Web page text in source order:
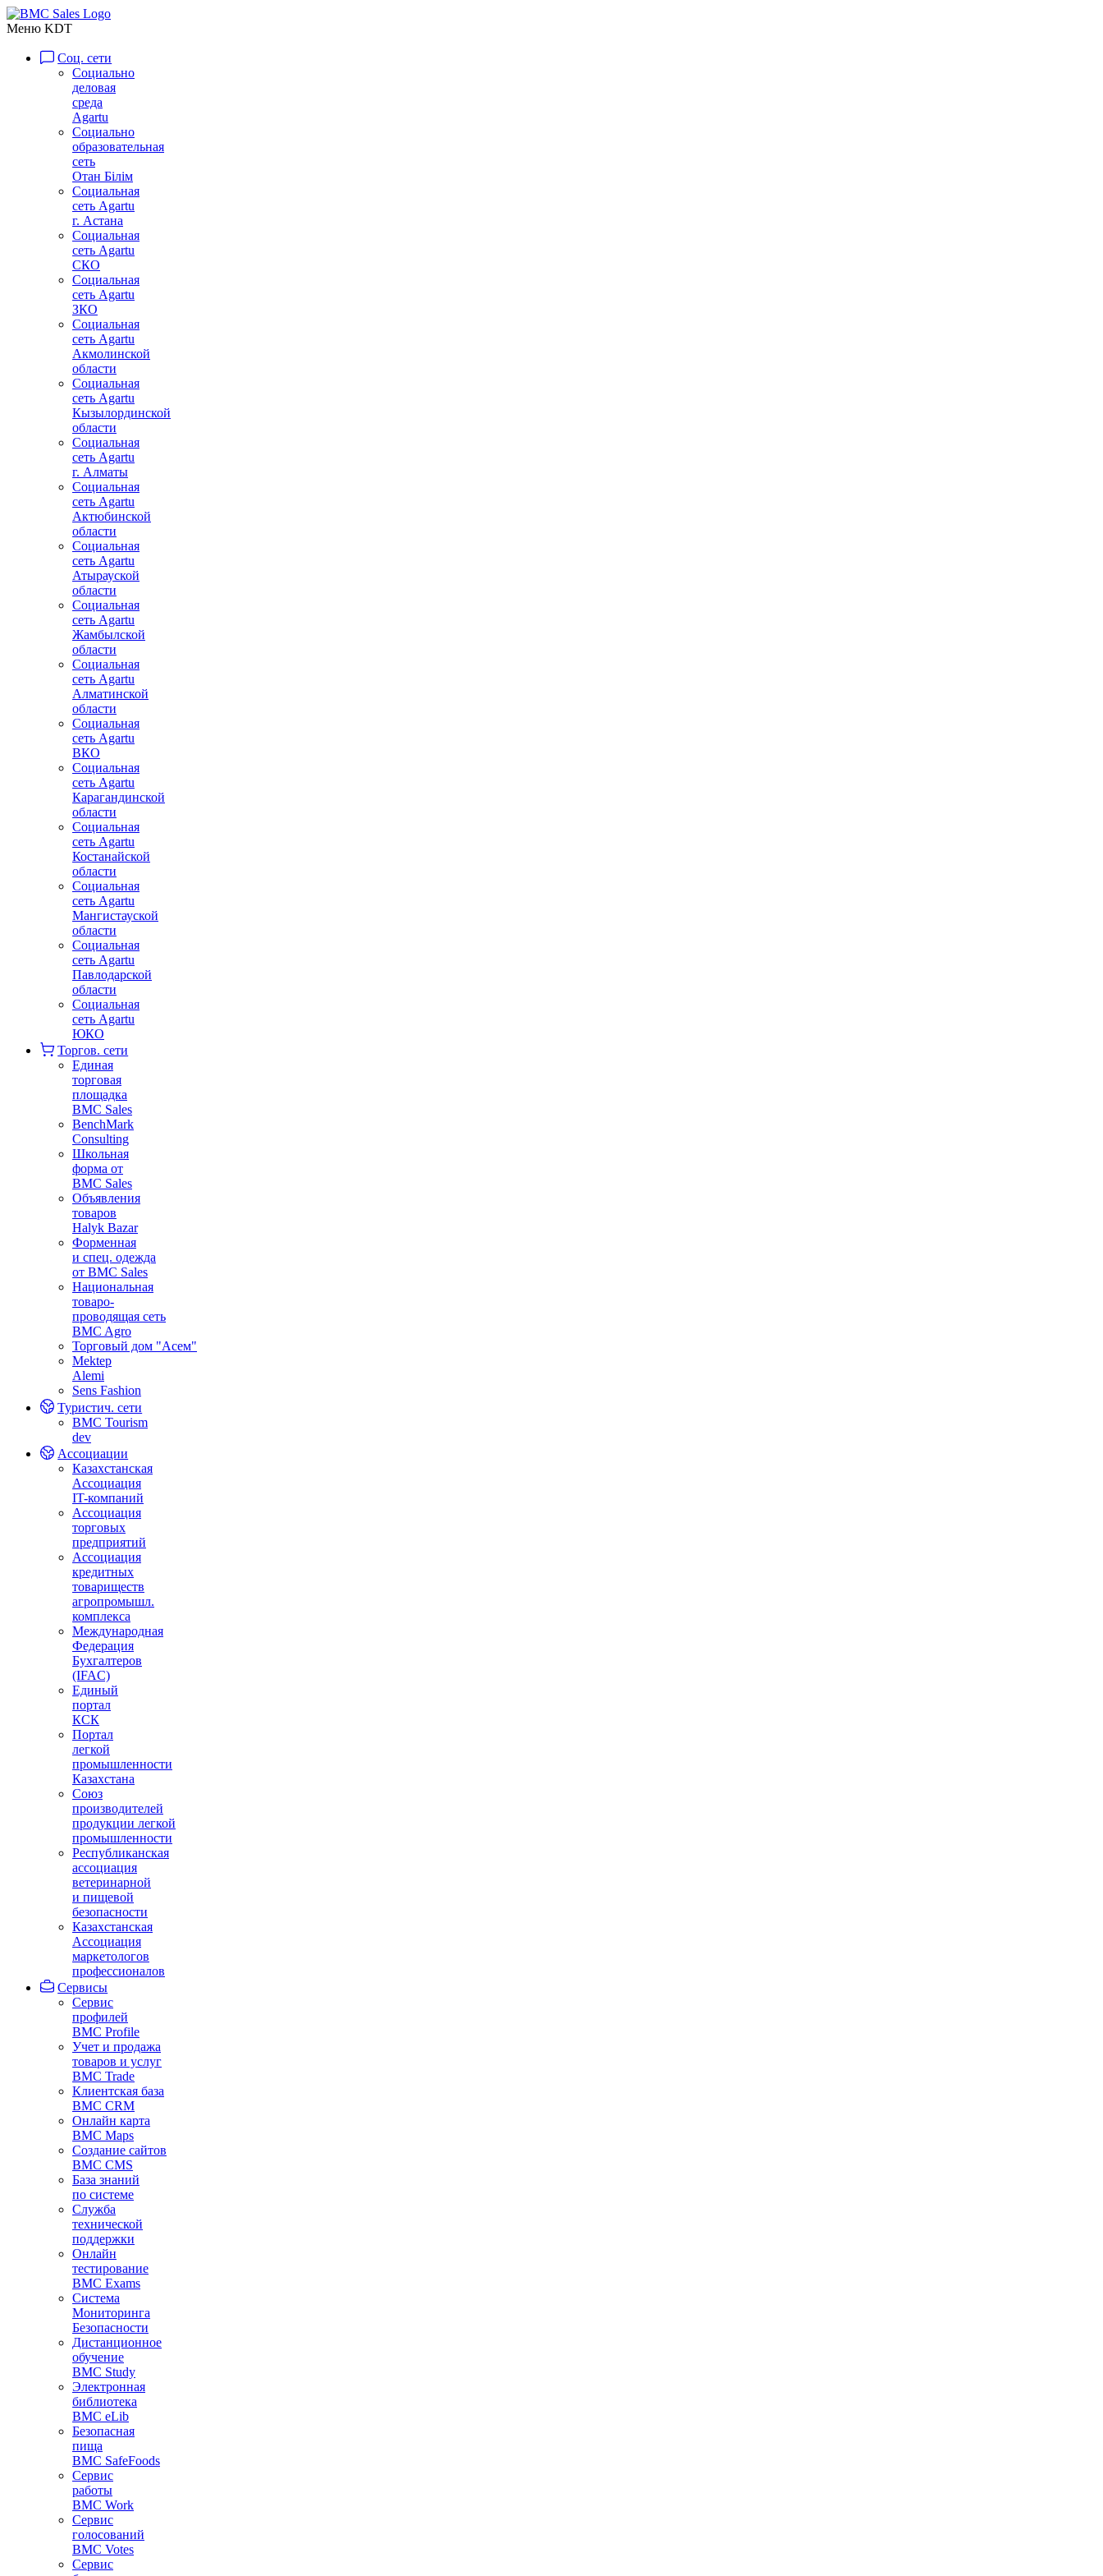
Меню KDT
Соц. сети
Социально
деловая
среда
Agartu
Социально
образовательная
сеть
Отан Бiлiм
Социальная
сеть Agartu
г. Астана
Социальная
сеть Agartu
СКО
Социальная
сеть Agartu
ЗКО
Социальная
сеть Agartu
Акмолинской
области
Социальная
сеть Agartu
Кызылординской
области
Социальная
сеть Agartu
г. Алматы
Социальная
сеть Agartu
Актюбинской
области
Социальная
сеть Agartu
Атырауской
области
Социальная
сеть Agartu
Жамбылской
области
Социальная
сеть Agartu
Алматинской
области
Социальная
сеть Agartu
ВКО
Социальная
сеть Agartu
Карагандинской
области
Социальная
сеть Agartu
Костанайской
области
Социальная
сеть Agartu
Мангистауской
области
Социальная
сеть Agartu
Павлодарской
области
Социальная
сеть Agartu
ЮКО
Торгов. сети
Единая
торговая
площадка
BMC Sales
BenchMark
Consulting
Школьная
форма от
BMC Sales
Объявления
товаров
Halyk Bazar
Форменная
и спец. одежда
от BMC Sales
Национальная
товаро-
проводящая сеть
BMC Agro
Торговый дом "Асем"
Mektep
Alemi
Sens Fashion
Туристич. сети
BMC Tourism
dev
Ассоциации
Казахстанская
Ассоциация
IT-компаний
Ассоциация
торговых
предприятий
Ассоциация
кредитных
товариществ
агропромышл.
комплекса
Международная
Федерация
Бухгалтеров
(IFAC)
Единый
портал
КСК
Портал
легкой
промышленности
Казахстана
Союз
производителей
продукции легкой
промышленности
Республиканская
ассоциация
ветеринарной
и пищевой
безопасности
Казахстанская
Ассоциация
маркетологов
профессионалов
Сервисы
Сервис
профилей
BMC Profile
Учет и продажа
товаров и услуг
BMC Trade
Клиентская база
BMC CRM
Онлайн карта
BMC Maps
Создание сайтов
BMC CMS
База знаний
по системе
Служба
технической
поддержки
Онлайн
тестирование
BMC Exams
Система
Мониторинга
Безопасности
Дистанционное
обучение
BMC Study
Электронная
библиотека
BMC eLib
Безопасная
пища
BMC SafeFoods
Сервис
работы
BMC Work
Сервис
голосований
BMC Votes
Сервис